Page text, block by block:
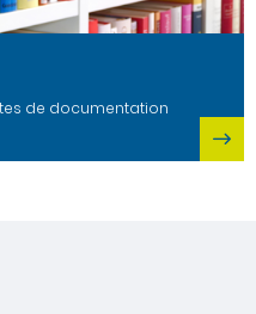
de documentation